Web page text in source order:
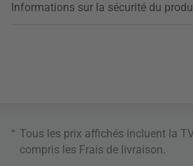
Informations sur la sécurité du
* Tous les prix affichés incluent la
compris les Frais de livraison